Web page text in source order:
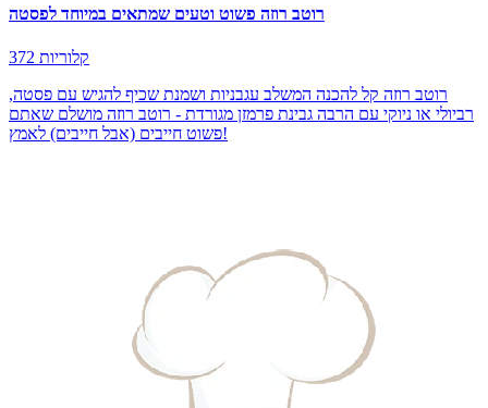
רוטב רוזה פשוט וטעים שמתאים במיוחד לפסטה
372 קלוריות
רוטב רוזה קל להכנה המשלב עגבניות ושמנת שכיף להגיש עם פסטה,
רביולי או ניוקי עם הרבה גבינת פרמזן מגורדת - רוטב רוזה מושלם שאתם
פשוט חייבים (אבל חייבים) לאמץ!